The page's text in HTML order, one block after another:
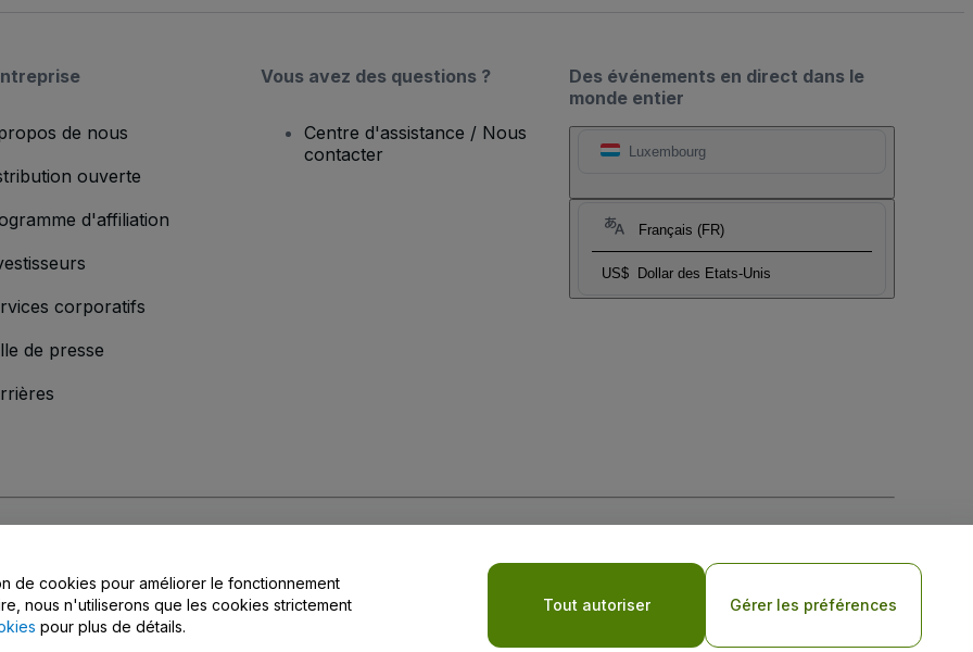
Des événements en direct dans le
monde entier
Luxembourg
Français (FR)
US$ Dollar des Etats-Unis
de nous
ouverte
d'affiliation
corporatifs
de presse
Vous avez des questions ?
Centre d'assistance / Nous
contacter
Politique de confidentialité pour les appareils mobiles
de confidentialité
de cookies pour améliorer le fonctionnement
nous n'utiliserons que les cookies strictement
pour plus de détails.
Tout autoriser Gérer les préférences